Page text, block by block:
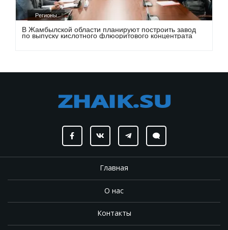
Регионы
В Жамбылской области планируют построить завод
по выпуску кислотного флюоритового концентрата
Главная
О нас
Контакты